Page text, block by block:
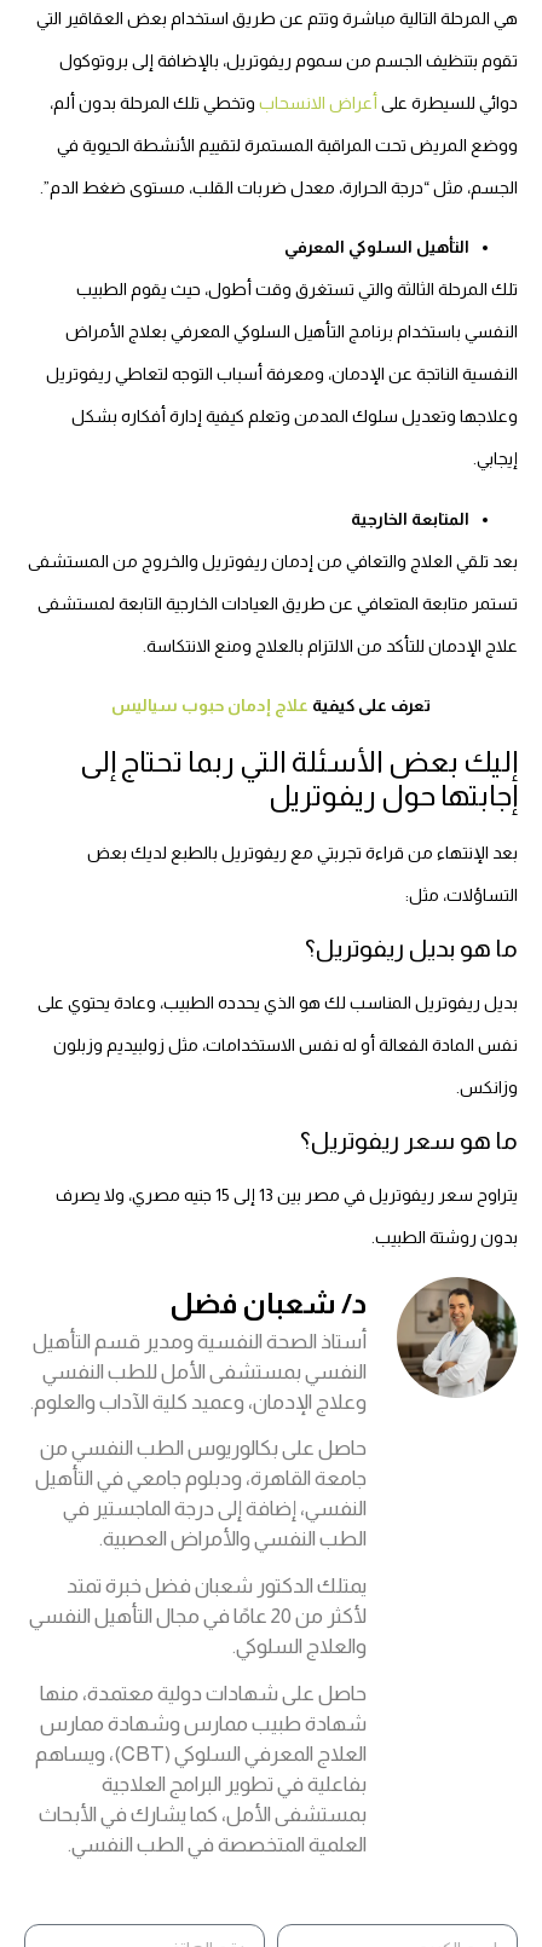
هي المرحلة التالية مباشرة وتتم عن طريق استخدام بعض العقاقير التي
تقوم بتنظيف الجسم من سموم ريفوتريل، بالإضافة إلى بروتوكول
دوائي للسيطرة على أعراض الانسحاب وتخطي تلك المرحلة بدون ألم،
ووضع المريض تحت المراقبة المستمرة لتقييم الأنشطة الحيوية في
الجسم، مثل “درجة الحرارة، معدل ضربات القلب، مستوى ضغط الدم”.
التأهيل السلوكي المعرفي
تلك المرحلة الثالثة والتي تستغرق وقت أطول، حيث يقوم الطبيب
النفسي باستخدام برنامج التأهيل السلوكي المعرفي بعلاج الأمراض
النفسية الناتجة عن الإدمان، ومعرفة أسباب التوجه لتعاطي ريفوتريل
وعلاجها وتعديل سلوك المدمن وتعلم كيفية إدارة أفكاره بشكل
إيجابي.
المتابعة الخارجية
بعد تلقي العلاج والتعافي من إدمان ريفوتريل والخروج من المستشفى
تستمر متابعة المتعافي عن طريق العيادات الخارجية التابعة لمستشفى
علاج الإدمان للتأكد من الالتزام بالعلاج ومنع الانتكاسة.
تعرف على كيفية علاج إدمان حبوب سياليس
إليك بعض الأسئلة التي ربما تحتاج إلى
إجابتها حول ريفوتريل
بعد الإنتهاء من قراءة تجربتي مع ريفوتريل بالطبع لديك بعض
التساؤلات، مثل:
ما هو بديل ريفوتريل؟
بديل ريفوتريل المناسب لك هو الذي يحدده الطبيب، وعادة يحتوي على
نفس المادة الفعالة أو له نفس الاستخدامات، مثل زولبيديم وزبلون
وزانكس.
ما هو سعر ريفوتريل؟
يتراوح سعر ريفوتريل في مصر بين 13 إلى 15 جنيه مصري، ولا يصرف
بدون روشتة الطبيب.
د/ شعبان فضل
أستاذ الصحة النفسية ومدير قسم التأهيل
النفسي بمستشفى الأمل للطب النفسي
وعلاج الإدمان، وعميد كلية الآداب والعلوم.
حاصل على بكالوريوس الطب النفسي من
جامعة القاهرة، ودبلوم جامعي في التأهيل
النفسي، إضافة إلى درجة الماجستير في
الطب النفسي والأمراض العصبية.
يمتلك الدكتور شعبان فضل خبرة تمتد
لأكثر من 20 عامًا في مجال التأهيل النفسي
والعلاج السلوكي.
حاصل على شهادات دولية معتمدة، منها
شهادة طبيب ممارس وشهادة ممارس
العلاج المعرفي السلوكي (CBT)، ويساهم
بفاعلية في تطوير البرامج العلاجية
بمستشفى الأمل، كما يشارك في الأبحاث
العلمية المتخصصة في الطب النفسي.